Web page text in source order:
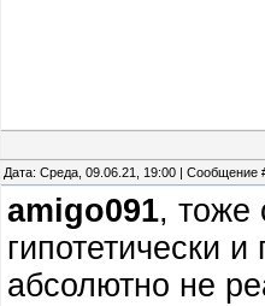
Дата: Среда, 09.06.21, 19:00 | Сообщение
amigo091, тоже
гипотетически
абсолютно не